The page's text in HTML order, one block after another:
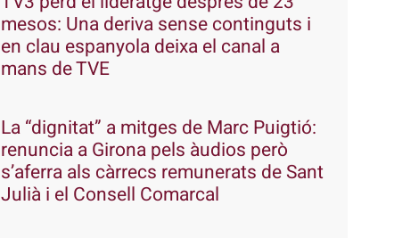
mesos: Una deriva sense continguts i
en clau espanyola deixa el canal a
mans de TVE
La “dignitat” a mitges de Marc Puigtió:
renuncia a Girona pels àudios però
s’aferra als càrrecs remunerats de Sant
Julià i el Consell Comarcal